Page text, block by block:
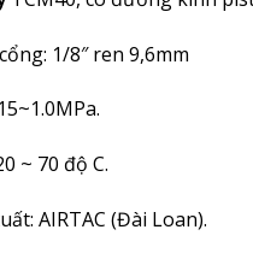
1/8″ ren 9,6mm
~ 70 độ C.
AIRTAC (Đài Loan).